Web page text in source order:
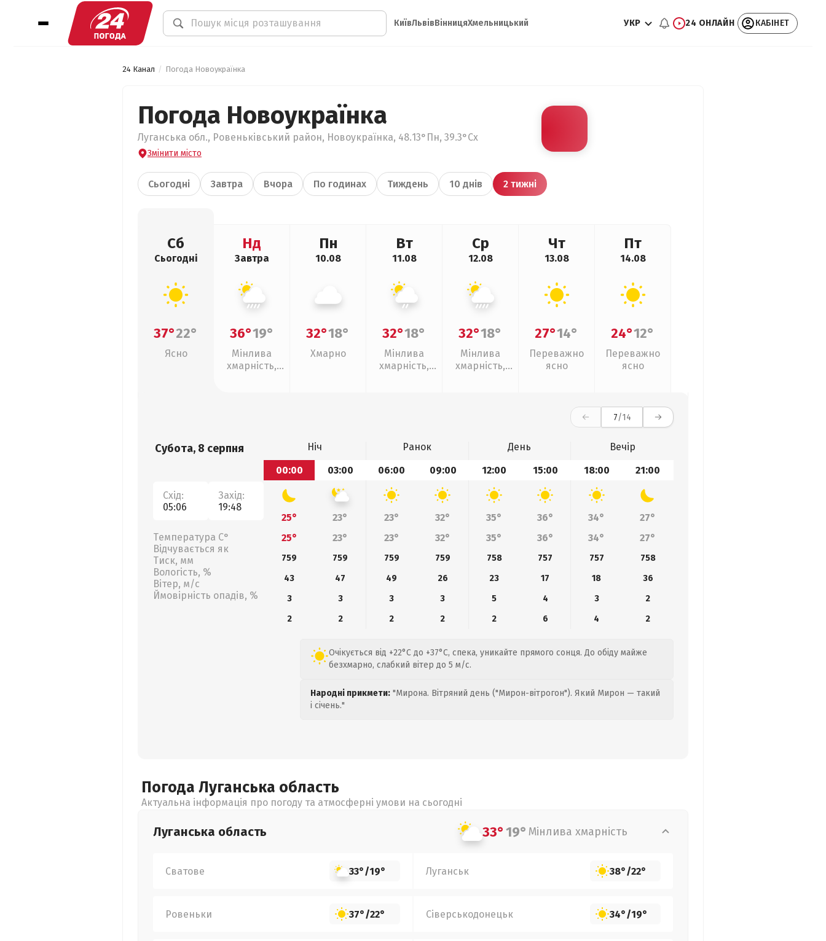
КиївЛьвівВінницяХмельницький УКР 24 ОНЛАЙН КАБІНЕТ
24 Канал Погода Новоукраїнка
Погода Новоукраїнка
Луганська обл., Ровеньківський район, Новоукраїнка, 48.13°Пн, 39.3°Сх
Змінити місто
Сьогодні Завтра Вчора По годинах Тиждень 10 днів 2 тижні
Сб
Сьогодні
37°22°
Ясно
Нд
Завтра
36°19°
Мінлива
хмарність,
Пн
10.08
32°18°
Хмарно
Вт
11.08
32°18°
Мінлива
хмарність,
Ср
12.08
32°18°
Мінлива
хмарність,
Чт
13.08
27°14°
Переважно
ясно
Пт
14.08
24°12°
Переважно
ясно
7/14
Субота, 8 серпня
Схід:
05:06
Захід:
19:48
Температура С°
Відчувається як
Тиск, мм
Вологість, %
Вітер, м/с
Ймовірність опадів, %
Ніч Ранок День
Вечір
00:00
03:00 06:00 09:00 12:00 15:00 18:00 21:00
25° 23° 23° 32° 35° 36° 34°
27°
25°
23° 23° 32° 35° 36° 34° 27°
759 759 759 759 758 757 757
758
43
47 49 26 23 17 18
36
3
3 3 3 5 4 3
2
2
2 2 2 2 6 4 2
Очікується від +22°C до +37°C, спека, уникайте прямого сонця. До обіду майже
безхмарно, слабкий вітер до 5 м/с.
Народні прикмети: "Мирона. Вітряний день ("Мирон-вітрогон"). Який Мирон — такий
і січень."
Погода Луганська область
Актуальна інформація про погоду та атмосферні умови на сьогодні
Луганська область 33°19° Мінлива хмарність
Сватове 33°/19° Луганськ 38°/22°
Ровеньки 37°/22° Сіверськодонецьк 34°/19°